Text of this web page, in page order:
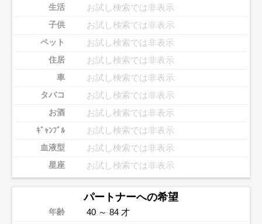
生活 お試し検索では非表示
子供 お試し検索では非表示
ペット お試し検索では非表示
住居 お試し検索では非表示
車 お試し検索では非表示
タバコ お試し検索では非表示
お酒 お試し検索では非表示
ｷﾞｬﾝﾌﾞﾙ お試し検索では非表示
血液型 お試し検索では非表示
星座 お試し検索では非表示
パートナーへの希望
年齢 40 ～ 84 才